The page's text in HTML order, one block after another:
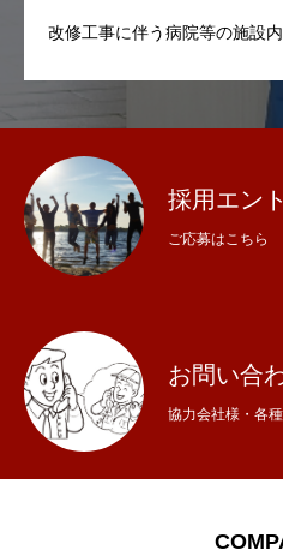
改修工事に伴う病院等の施設
採用エン
ご応募はこちら
お問い合
協力会社様・各